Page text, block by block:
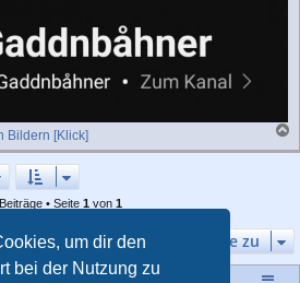
um dir den
bei der Nutzung zu
Bildern [Klick]
a
e
n
• Seite 1 von 1
Gehe zu